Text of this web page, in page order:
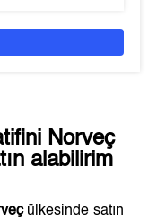
Norveç
alabilirim
ülkesinde satın